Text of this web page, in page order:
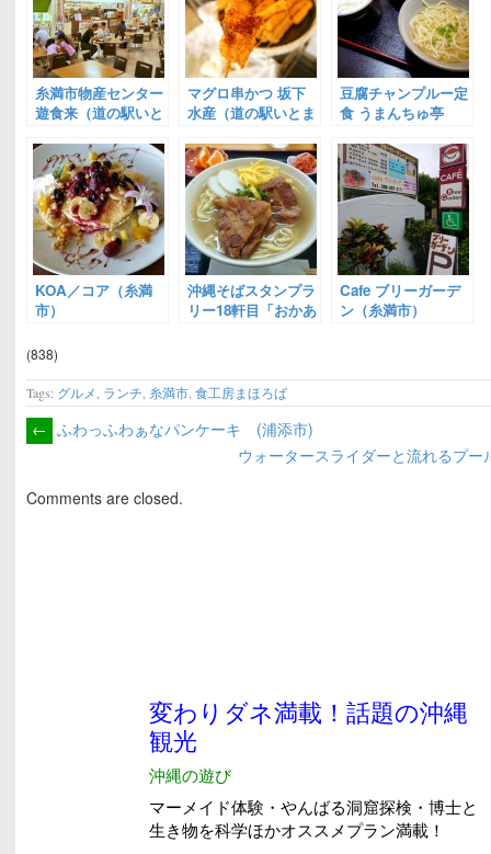
糸満市物産センター
遊食来（道の駅いと
マグロ串かつ 坂下
水産（道の駅いとま
合センター内）
豆腐チャンプルー定
食 うまんちゅ亭
KOA／コア（糸満
市）
沖縄そばスタンプラ
リー18軒目「おかあ
Cafe ブリーガーデ
ン（糸満市）
(838)
Tags: グルメ ランチ 糸満市 ,食工房まほろば
← ふわっふわぁなパンケーキ (浦添市)
ウォータースライダーと流れるプ
Comments are closed.